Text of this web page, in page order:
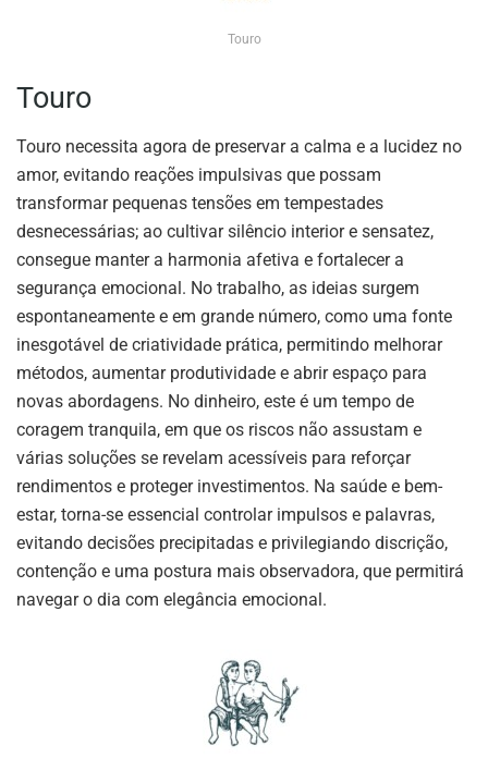
Touro
Touro
Touro necessita agora de preservar a calma e a lucidez no
amor, evitando reações impulsivas que possam
transformar pequenas tensões em tempestades
desnecessárias; ao cultivar silêncio interior e sensatez,
consegue manter a harmonia afetiva e fortalecer a
segurança emocional. No trabalho, as ideias surgem
espontaneamente e em grande número, como uma fonte
inesgotável de criatividade prática, permitindo melhorar
métodos, aumentar produtividade e abrir espaço para
novas abordagens. No dinheiro, este é um tempo de
coragem tranquila, em que os riscos não assustam e
várias soluções se revelam acessíveis para reforçar
rendimentos e proteger investimentos. Na saúde e bem-
estar, torna-se essencial controlar impulsos e palavras,
evitando decisões precipitadas e privilegiando discrição,
contenção e uma postura mais observadora, que permitirá
navegar o dia com elegância emocional.